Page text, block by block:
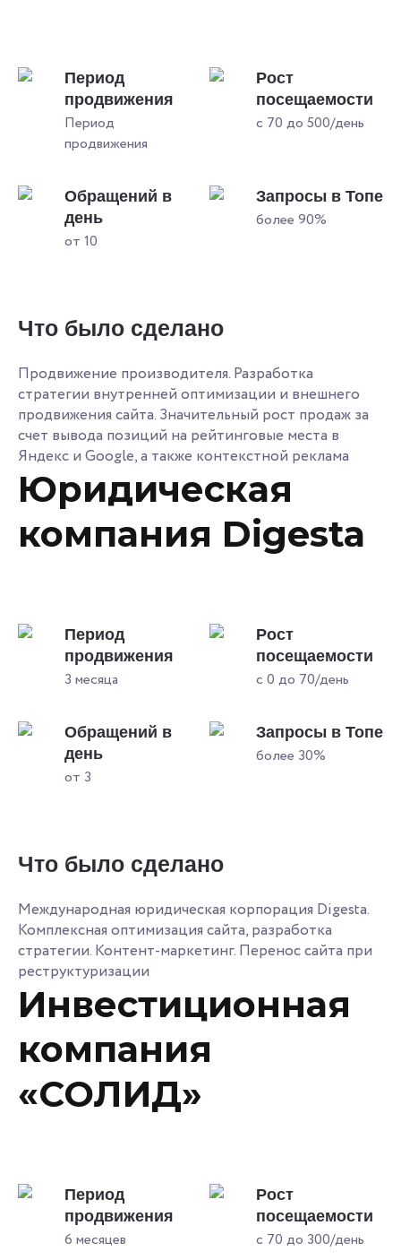
Период
продвижения
Период
продвижения
Рост
посещаемости
с 70 до 500/день
Обращений в
день
от 10
Запросы в Топе
более 90%
Что было сделано
Продвижение производителя. Разработка
стратегии внутренней оптимизации и внешнего
продвижения сайта. Значительный рост продаж за
счет вывода позиций на рейтинговые места в
Яндекс и Google, а также контекстной реклама
Юридическая
компания Digesta
Период
продвижения
3 месяца
Рост
посещаемости
с 0 до 70/день
Обращений в
день
от 3
Запросы в Топе
более 30%
Что было сделано
Международная юридическая корпорация Digesta.
Комплексная оптимизация сайта, разработка
стратегии. Контент-маркетинг. Перенос сайта при
реструктуризации
Инвестиционная
компания
«СОЛИД»
Период
продвижения
6 месяцев
Рост
посещаемости
с 70 до 300/день